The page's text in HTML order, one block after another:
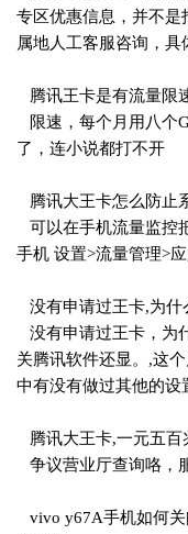
专区优惠信息，并不是
属地人工客服咨询，具
腾讯王卡是有流量限
限速，每个月用八个
了，连小说都打不开
腾讯大王卡怎么防止
可以在手机流量监控
手机 设置>流量管理>
没有申请过王卡,为什
没有申请过王卡，为
关腾讯软件还显。,这
中有没有做过其他的设
腾讯大王卡,一元五百
争议营业厅查询咯，
vivo y67A手机如何关